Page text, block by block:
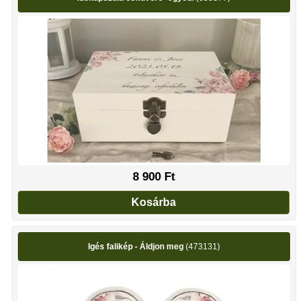
8 900Ft
Kosárba
Igés falikép - Áldjon meg(473131)